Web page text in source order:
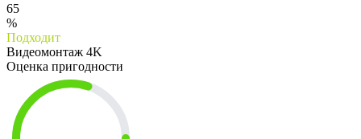
65
%
Подходит
Видеомонтаж 4K
Оценка пригодности